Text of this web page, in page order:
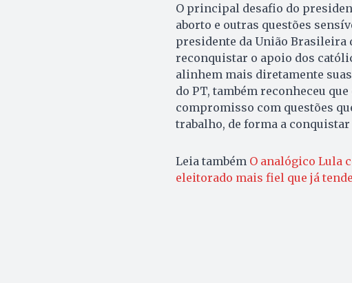
O principal desafio do
aborto e outras questões
presidente da União Brasileira
reconquistar o apoio dos
alinhem mais diretamente suas
do PT, também reconheceu
compromisso com questões
trabalho, de forma a
Leia também O analógico Lula
eleitorado mais fiel que já